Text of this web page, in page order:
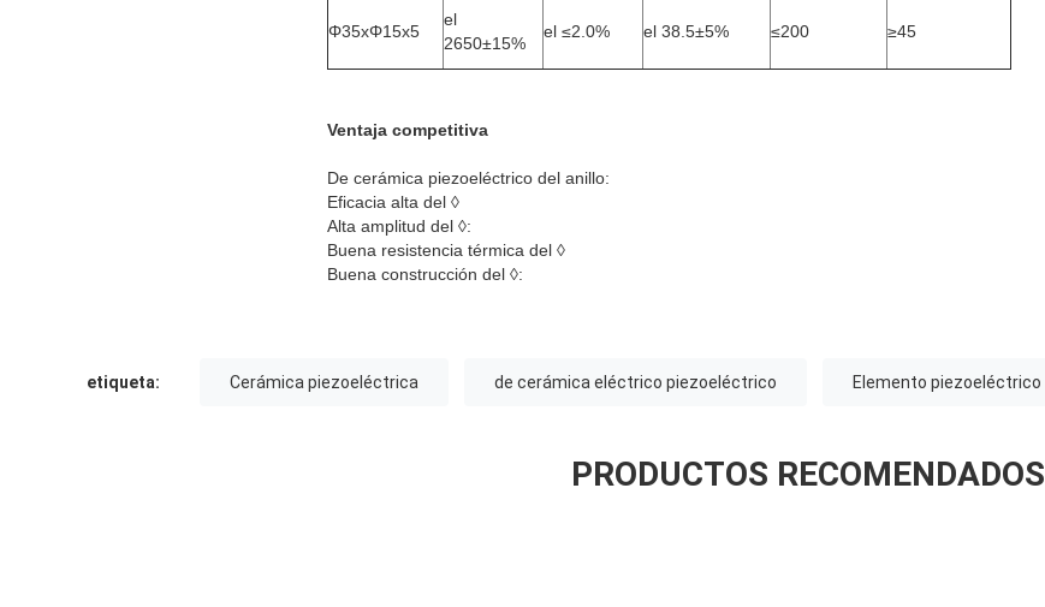
Φ35xΦ15x5
el
2650±15%
el ≤2.0% el 38.5±5% ≤200 ≥45
Ventaja competitiva
De cerámica piezoeléctrico del anillo:
Eficacia alta del ◊
Alta amplitud del ◊:
Buena resistencia térmica del ◊
Buena construcción del ◊:
etiqueta: Cerámica piezoeléctrica de cerámica eléctrico piezoeléctrico Elemento piezoeléctrico
PRODUCTOS RECOMENDADOS